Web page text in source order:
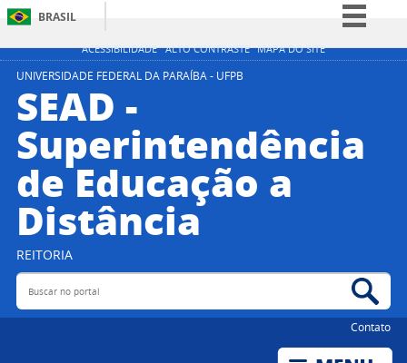
ACESSIBILIDADE ALTO CONTRASTE MAPA DO SITE
BRASIL
Simplifique!
Acesso à informação
Legislação
Canais
UNIVERSIDADE FEDERAL DA PARAÍBA - UFPB
SEAD -
Superintendência
de Educação a
Distância
REITORIA
Buscar no portal
Contato